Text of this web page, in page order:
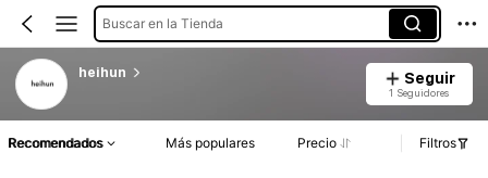
Buscar en la Tienda
heihun Seguir
1 Seguidores
Recomendados Más populares Precio Filtros